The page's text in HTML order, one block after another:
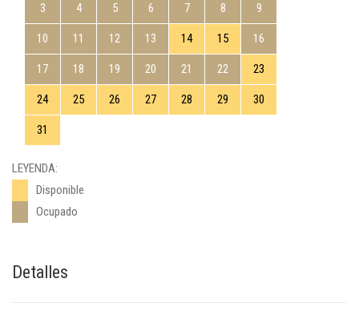
3 4 5 6 7 8 9
10 11 12 13 14 15 16
17 18 19 20 21 22 23
24 25 26 27 28 29 30
31
LEYENDA:
Disponible
Ocupado
Detalles